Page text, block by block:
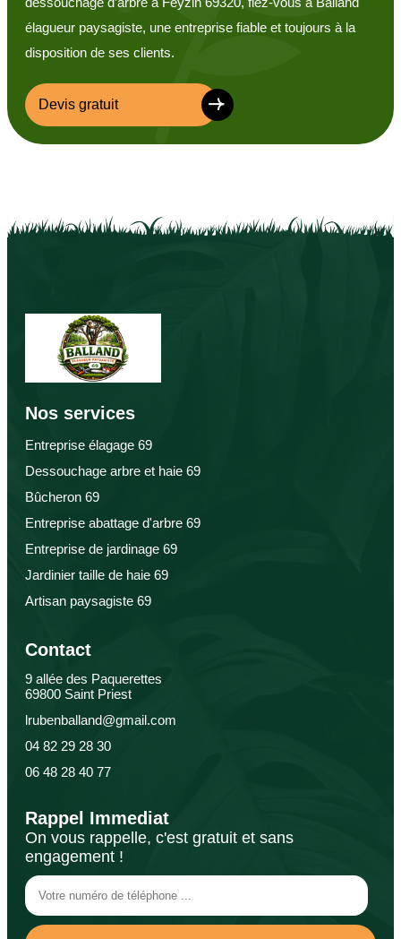
élagueur paysagiste, une entreprise fiable et toujours à la
disposition de ses clients.
Devis gratuit
Nos services
Entreprise élagage 69
Dessouchage arbre et haie 69
Bûcheron 69
Entreprise abattage d'arbre 69
Entreprise de jardinage 69
Jardinier taille de haie 69
Artisan paysagiste 69
Contact
9 allée des Paquerettes
69800 Saint Priest
lrubenballand@gmail.com
04 82 29 28 30
06 48 28 40 77
Rappel Immediat
On vous rappelle, c'est gratuit et sans
engagement !